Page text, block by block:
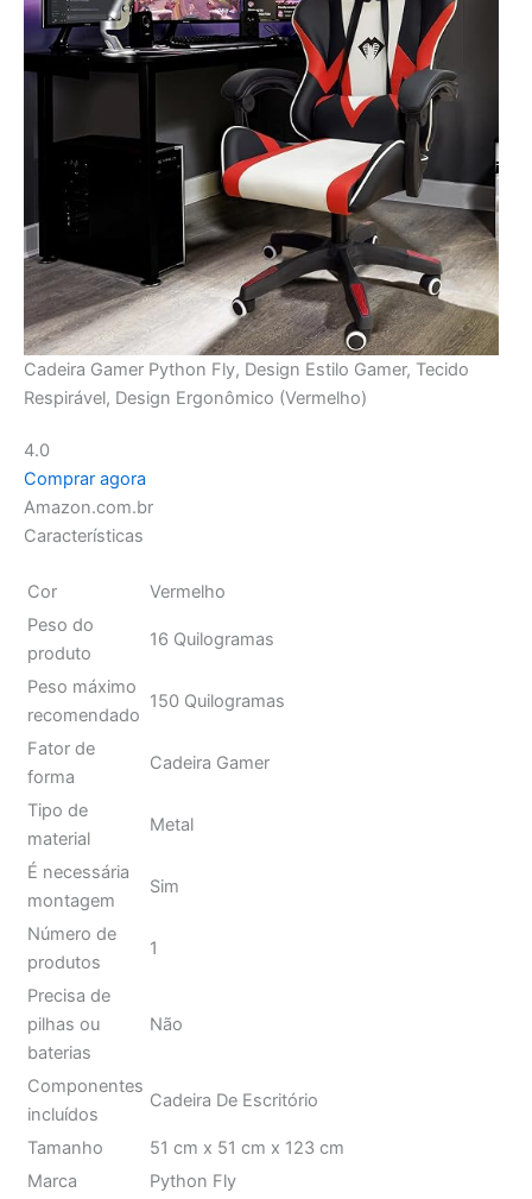
4.0
Comprar agora
Características
Cor
Peso do
produto
16 Quilogramas
Peso máximo
recomendado
150 Quilogramas
Fator de
forma
Cadeira Gamer
Tipo de
material
Metal
É necessária
montagem
Sim
Número de
produtos
1
Precisa de
pilhas ou
baterias
Não
Componentes
incluídos